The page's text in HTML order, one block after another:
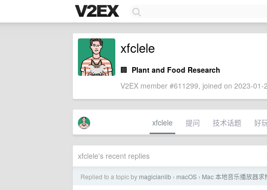
xfclele
🏢 Plant and Food Research
V2EX member #611299, joined on 2023-01-
xfclele 提问 技术话题 好
xfclele's recent replies
Replied to a topic by magicianlib › macOS › Mac 本地音乐播放器求